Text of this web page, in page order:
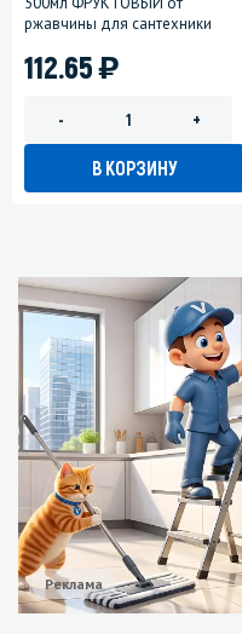
ржавчины для сантехники
112.65)
- +
В КОРЗИНУ
Реклама